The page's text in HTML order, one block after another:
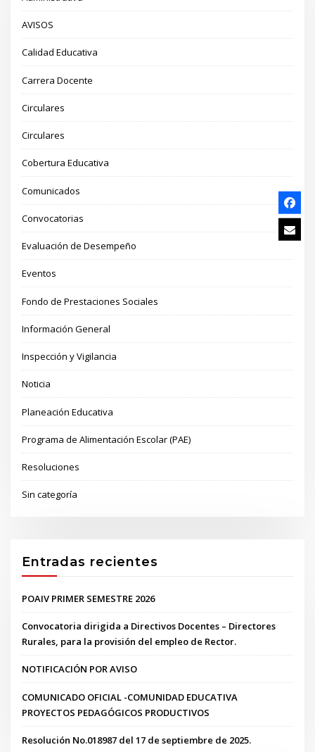
AVISOS
Calidad Educativa
Carrera Docente
Circulares
Circulares
Cobertura Educativa
Comunicados
Convocatorias
Evaluación de Desempeño
Eventos
Fondo de Prestaciones Sociales
Información General
Inspección y Vigilancia
Noticia
Planeación Educativa
Programa de Alimentación Escolar (PAE)
Resoluciones
Sin categoría
Entradas recientes
POAIV PRIMER SEMESTRE 2026
Convocatoria dirigida a Directivos Docentes – Directores
Rurales, para la provisión del empleo de Rector.
NOTIFICACIÓN POR AVISO
COMUNICADO OFICIAL -COMUNIDAD EDUCATIVA
PROYECTOS PEDAGÓGICOS PRODUCTIVOS
Resolución No.018987 del 17 de septiembre de 2025.